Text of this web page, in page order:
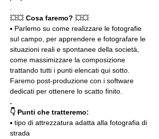
💥💥 Cosa faremo? 💥💥
▪️ Parlemo su come realizzare le fotografie
sul campo, per apprendere e fotografare le
situazioni reali e spontanee della società,
come massimizzare la composizione
trattando tutti i punti elencati qui sotto.
Faremo post-produzione con i software
dedicati per ottenere lo scatto finito.
.
👇 Punti che tratteremo:
▪️ tipo di attrezzatura adatta alla fotografia di
strada